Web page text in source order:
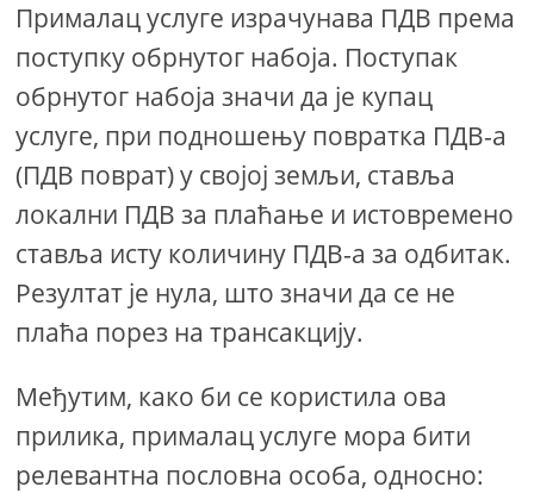
Прималац услуге израчунава ПДВ према
поступку обрнутог набоја. Поступак
обрнутог набоја значи да је купац
услуге, при подношењу повратка ПДВ-а
(ПДВ поврат) у својој земљи, ставља
локални ПДВ за плаћање и истовремено
ставља исту количину ПДВ-а за одбитак.
Резултат је нула, што значи да се не
плаћа порез на трансакцију.
Међутим, како би се користила ова
прилика, прималац услуге мора бити
релевантна пословна особа, односно: